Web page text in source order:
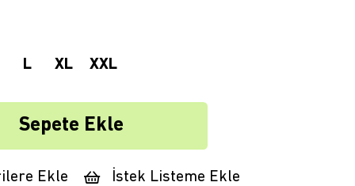
L XL XXL
Ekle İstek Listeme Ekle